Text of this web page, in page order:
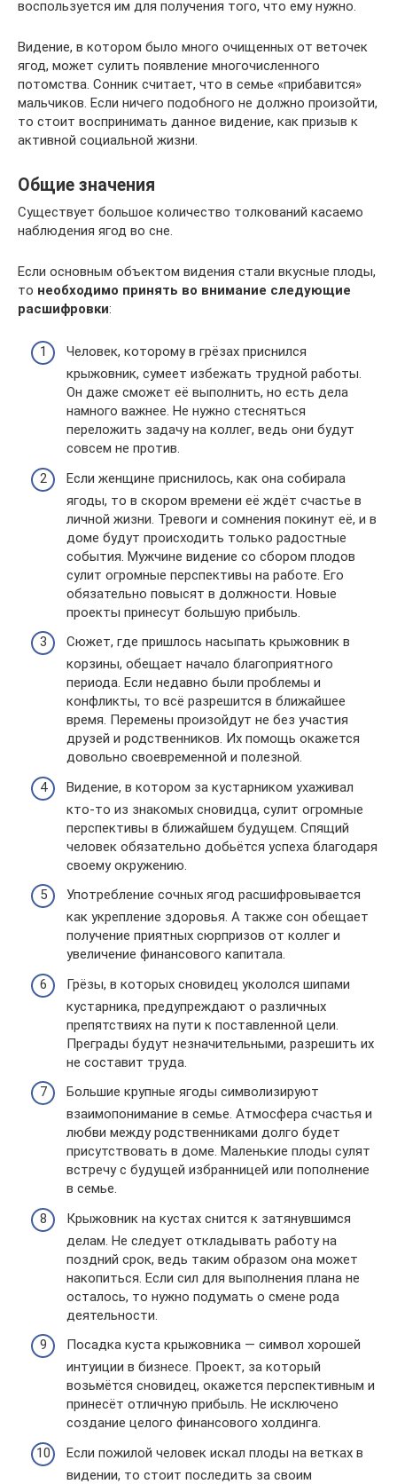
воспользуется им для получения того, что ему нужно.
Видение, в котором было много очищенных от веточек
ягод, может сулить появление многочисленного
потомства. Сонник считает, что в семье «прибавится»
мальчиков. Если ничего подобного не должно произойти,
то стоит воспринимать данное видение, как призыв к
активной социальной жизни.
Общие значения
Существует большое количество толкований касаемо
наблюдения ягод во сне.
Если основным объектом видения стали вкусные плоды,
то необходимо принять во внимание следующие
расшифровки:
Человек, которому в грёзах приснился
крыжовник, сумеет избежать трудной работы.
Он даже сможет её выполнить, но есть дела
намного важнее. Не нужно стесняться
переложить задачу на коллег, ведь они будут
совсем не против.
Если женщине приснилось, как она собирала
ягоды, то в скором времени её ждёт счастье в
личной жизни. Тревоги и сомнения покинут её, и в
доме будут происходить только радостные
события. Мужчине видение со сбором плодов
сулит огромные перспективы на работе. Его
обязательно повысят в должности. Новые
проекты принесут большую прибыль.
Сюжет, где пришлось насыпать крыжовник в
корзины, обещает начало благоприятного
периода. Если недавно были проблемы и
конфликты, то всё разрешится в ближайшее
время. Перемены произойдут не без участия
друзей и родственников. Их помощь окажется
довольно своевременной и полезной.
Видение, в котором за кустарником ухаживал
кто-то из знакомых сновидца, сулит огромные
перспективы в ближайшем будущем. Спящий
человек обязательно добьётся успеха благодаря
своему окружению.
Употребление сочных ягод расшифровывается
как укрепление здоровья. А также сон обещает
получение приятных сюрпризов от коллег и
увеличение финансового капитала.
Грёзы, в которых сновидец укололся шипами
кустарника, предупреждают о различных
препятствиях на пути к поставленной цели.
Преграды будут незначительными, разрешить их
не составит труда.
Большие крупные ягоды символизируют
взаимопонимание в семье. Атмосфера счастья и
любви между родственниками долго будет
присутствовать в доме. Маленькие плоды сулят
встречу с будущей избранницей или пополнение
в семье.
Крыжовник на кустах снится к затянувшимся
делам. Не следует откладывать работу на
поздний срок, ведь таким образом она может
накопиться. Если сил для выполнения плана не
осталось, то нужно подумать о смене рода
деятельности.
Посадка куста крыжовника — символ хорошей
интуиции в бизнесе. Проект, за который
возьмётся сновидец, окажется перспективным и
принесёт отличную прибыль. Не исключено
создание целого финансового холдинга.
Если пожилой человек искал плоды на ветках в
видении, то стоит последить за своим